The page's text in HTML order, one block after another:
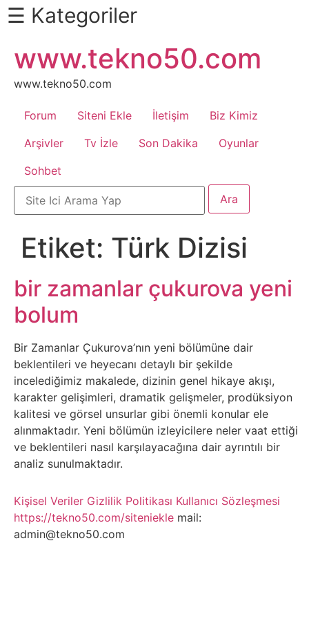
Daha
Fazlası
İçin
Kaydır
Android
Apk
Arabalar
Bankacılık
Belgesel
Bilgi
Bilgisayar
Bilim
Bitcoin
Bitkiler
Çizgi
☰ Kategoriler
atla
www.tekno50.com
www.tekno50.com
Forum Siteni Ekle İletişim
Biz Kimiz
Arşivler
Tv İzle Son Dakika
Oyunlar
Sohbet
Etiket: Türk Dizisi
bir zamanlar çukurova yeni
bolum
Bir Zamanlar Çukurova’nın yeni bölümüne dair
beklentileri ve heyecanı detaylı bir şekilde
incelediğimiz makalede, dizinin genel hikaye akışı,
karakter gelişimleri, dramatik gelişmeler, prodüksiyon
kalitesi ve görsel unsurlar gibi önemli konular ele
alınmaktadır. Yeni bölümün izleyicilere neler vaat ettiği
ve beklentileri nasıl karşılayacağına dair ayrıntılı bir
analiz sunulmaktadır.
Kişisel Veriler Gizlilik Politikası Kullanıcı Sözleşmesi
https://tekno50.com/siteniekle mail:
admin@tekno50.com